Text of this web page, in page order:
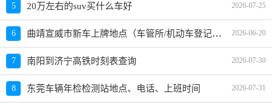
5 20万左右的suv买什么车好 2026-07-25
6 曲靖宣威市新车上牌地点（车管所/机动车登记服务站）、上班时间、电话 2026-06-20
7 南阳到济宁高铁时刻表查询 2026-07-30
8 东莞车辆年检检测站地点、电话、上班时间 2026-07-31